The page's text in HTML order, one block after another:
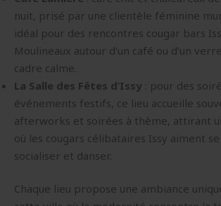
nuit, prisé par une clientèle féminine
idéal pour des rencontres cougar bars
Moulineaux autour d’un café ou d’un
cadre calme.
La Salle des Fêtes d’Issy : pour des
événements festifs, ce lieu accueille
afterworks et soirées à thème, attirant
où les cougars célibataires Issy aiment
socialiser et danser.
Chaque lieu propose une ambiance